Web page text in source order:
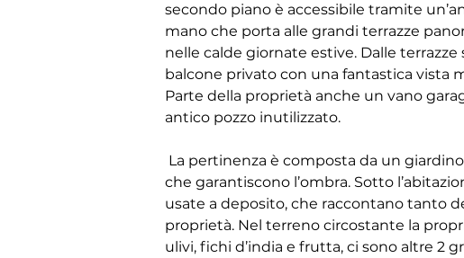
secondo piano è accessibile tramite
mano che porta alle grandi terrazze
nelle calde giornate estive. Dalle
balcone privato con una fantastica vista
Parte della proprietà anche un vano
antico pozzo inutilizzato.
che garantiscono l’ombra. Sotto
usate a deposito, che raccontano tanto
proprietà. Nel terreno circostante la
ulivi, fichi d’india e frutta, ci sono altre 2